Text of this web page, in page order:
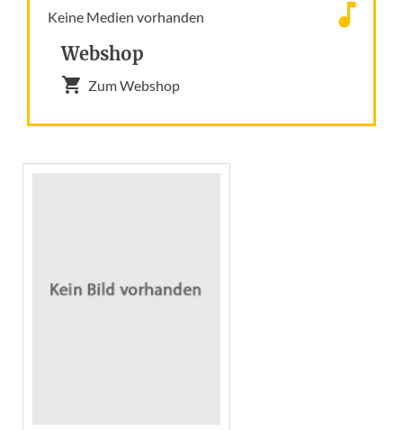
Keine Medien vorhanden
Webshop
Zum Webshop